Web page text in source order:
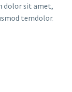
dolor sit amet,
temdolor.